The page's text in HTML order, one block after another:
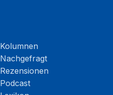
Kolumnen
Nachgefragt
Rezensionen
Podcast